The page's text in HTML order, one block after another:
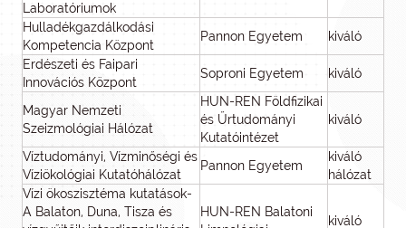
Laboratóriumok
Hulladékgazdálkodási
Kompetencia Központ
Pannon Egyetem
kiváló
Erdészeti és Faipari
Innovációs Központ
Soproni Egyetem kiváló
Magyar Nemzeti
Szeizmológiai Hálózat
HUN-REN Földfizikai
és Űrtudományi
Kutatóintézet
kiváló
Víztudományi, Vízminőségi és
Víziökológiai Kutatóhálózat
Pannon Egyetem
kiváló
hálózat
Vízi ökoszisztéma kutatások-
A Balaton, Duna, Tisza és
HUN-REN Balatoni
kiváló